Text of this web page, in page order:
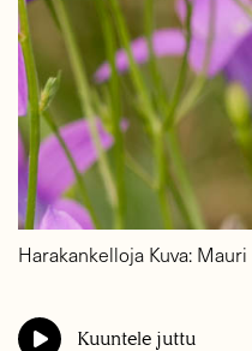
Harakankelloja Kuva: Mauri
Kuuntele juttu